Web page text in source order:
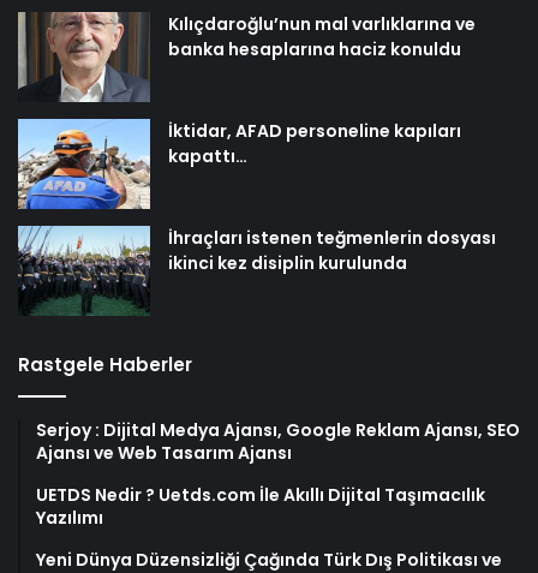
Kılıçdaroğlu’nun mal varlıklarına ve
banka hesaplarına haciz konuldu
İktidar, AFAD personeline kapıları
kapattı…
İhraçları istenen teğmenlerin dosyası
ikinci kez disiplin kurulunda
Rastgele Haberler
Serjoy : Dijital Medya Ajansı, Google Reklam Ajansı, SEO
Ajansı ve Web Tasarım Ajansı
UETDS Nedir ? Uetds.com İle Akıllı Dijital Taşımacılık
Yazılımı
Yeni Dünya Düzensizliği Çağında Türk Dış Politikası ve